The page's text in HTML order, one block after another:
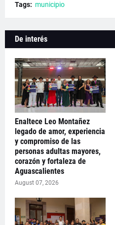
Tags: municipio
De interés
Enaltece Leo Montañez
legado de amor, experiencia
y compromiso de las
personas adultas mayores,
corazón y fortaleza de
Aguascalientes
August 07, 2026